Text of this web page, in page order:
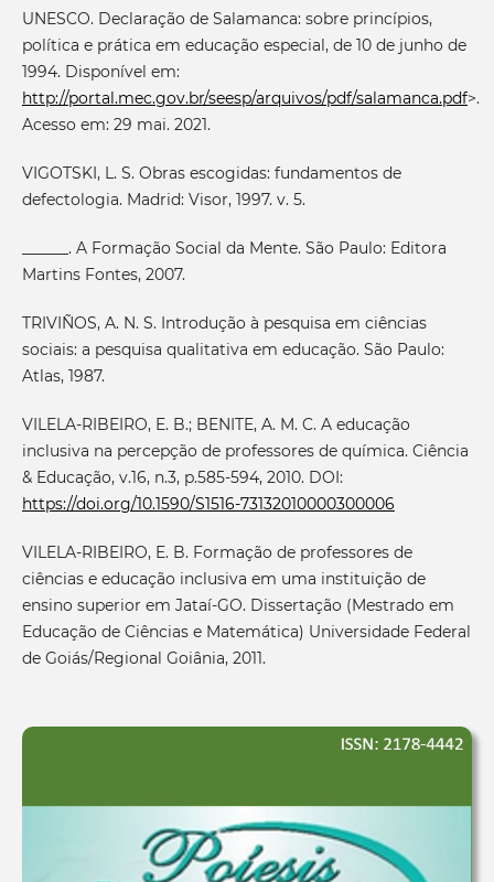
UNESCO. Declaração de Salamanca: sobre princípios,
política e prática em educação especial, de 10 de junho de
1994. Disponível em:
http://portal.mec.gov.br/seesp/arquivos/pdf/salamanca.pdf>.
Acesso em: 29 mai. 2021.
VIGOTSKI, L. S. Obras escogidas: fundamentos de
defectologia. Madrid: Visor, 1997. v. 5.
______. A Formação Social da Mente. São Paulo: Editora
Martins Fontes, 2007.
TRIVIÑOS, A. N. S. Introdução à pesquisa em ciências
sociais: a pesquisa qualitativa em educação. São Paulo:
Atlas, 1987.
VILELA-RIBEIRO, E. B.; BENITE, A. M. C. A educação
inclusiva na percepção de professores de química. Ciência
& Educação, v.16, n.3, p.585-594, 2010. DOI:
https://doi.org/10.1590/S1516-73132010000300006
VILELA-RIBEIRO, E. B. Formação de professores de
ciências e educação inclusiva em uma instituição de
ensino superior em Jataí-GO. Dissertação (Mestrado em
Educação de Ciências e Matemática) Universidade Federal
de Goiás/Regional Goiânia, 2011.